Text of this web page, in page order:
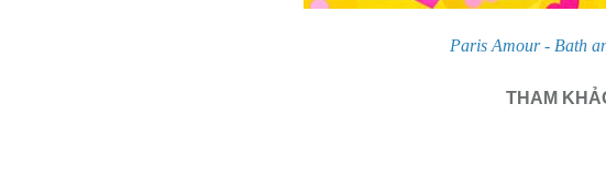
Paris Amour - Bath
THAM